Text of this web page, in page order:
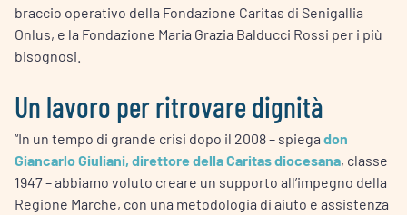
braccio operativo della Fondazione Caritas di Senigallia
Onlus, e la Fondazione Maria Grazia Balducci Rossi per i più
bisognosi.
Un lavoro per ritrovare dignità
“In un tempo di grande crisi dopo il 2008 – spiega don
Giancarlo Giuliani, direttore della Caritas diocesana, classe
1947 – abbiamo voluto creare un supporto all’impegno della
Regione Marche, con una metodologia di aiuto e assistenza